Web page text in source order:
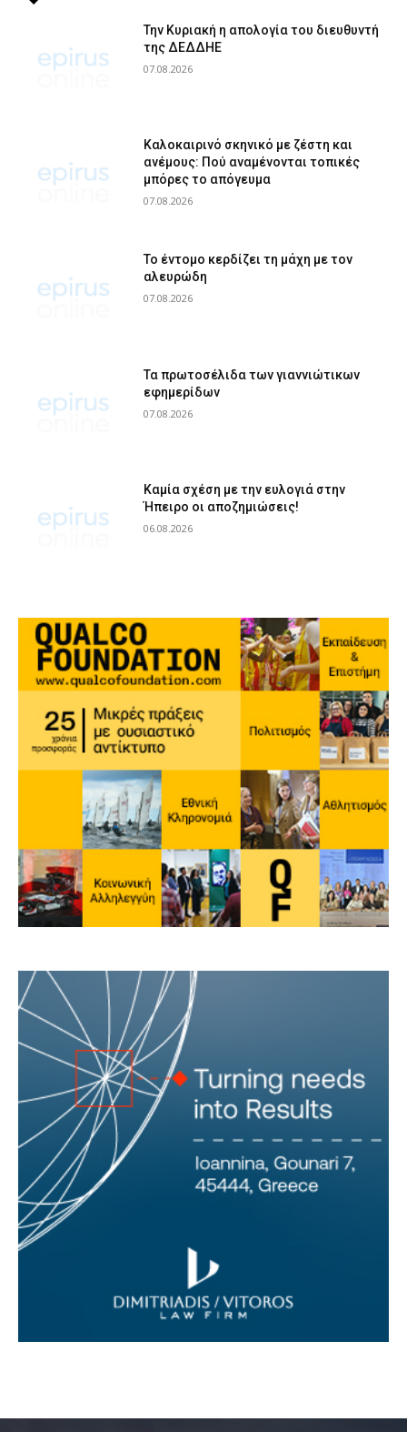
Την Κυριακή η απολογία του διευθυντή
της ΔΕΔΔΗΕ
07.08.2026
Καλοκαιρινό σκηνικό με ζέστη και
ανέμους: Πού αναμένονται τοπικές
μπόρες το απόγευμα
07.08.2026
Το έντομο κερδίζει τη μάχη με τον
αλευρώδη
07.08.2026
Τα πρωτοσέλιδα των γιαννιώτικων
εφημερίδων
07.08.2026
Καμία σχέση με την ευλογιά στην
Ήπειρο οι αποζημιώσεις!
06.08.2026